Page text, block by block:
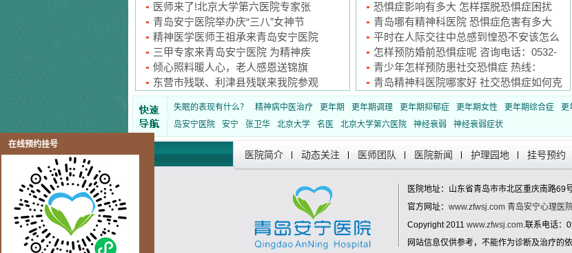
医师来了!北京大学第六医院专家张
青岛安宁医院举办庆“三八”女神节
精神医学医师王祖承来青岛安宁医院
三甲专家来青岛安宁医院 为精神疾
倾心照料暖人心，老人感恩送锦旗
东营市残联、利津县残联来我院参观
恐惧症影响有多大 怎样摆脱恐惧症困扰
青岛哪有精神科医院 恐惧症危害有多大
平时在人际交往中总感到惶恐不安该怎么
办怎样预防婚前恐惧症呢 咨询电话：0532-
5897
青少年怎样预防患社交恐惧症 热线：
0532-58
青岛精神科医院哪家好 社交恐惧症如何克
服
失眠的表现有什么？ 精神病中医治疗 更年期 更年期调理 更年期抑郁症 更年期女性 更年期综合症 更
岛安宁医院
安宁 张卫华 北京大学 名医 北京大学第六医院 神经衰弱 神经衰弱症状
医院简介 动态关注 医师团队 医院新闻 护理园地 挂号预约
医院地址：山东省青岛市市北区重庆南路69
官方网址： www.zfwsj.com 青岛安宁心理医
Copyright 2011 www.zfwsj.com.联系电话：
网站信息仅供参考，不能作为诊断及治疗的
在线预约挂号